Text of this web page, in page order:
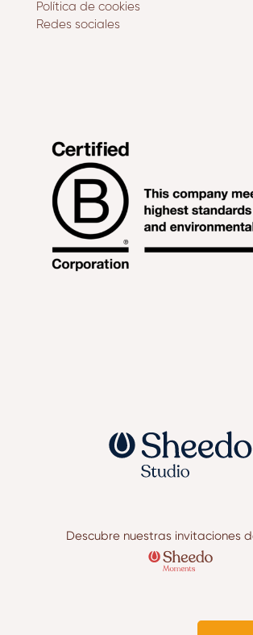
Política de cookies
Redes sociales
Descubre nuestras invitaciones